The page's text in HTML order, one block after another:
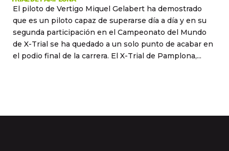
El piloto de Vertigo Miquel Gelabert ha demostrado
que es un piloto capaz de superarse día a día y en su
segunda participación en el Campeonato del Mundo
de X-Trial se ha quedado a un solo punto de acabar en
el podio final de la carrera. El X-Trial de Pamplona,...